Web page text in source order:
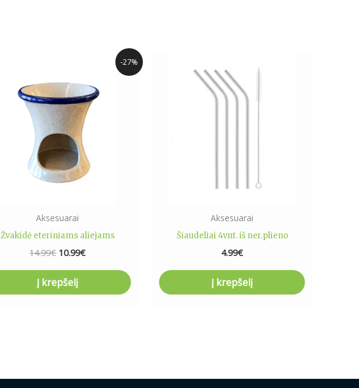
-27%
Aksesuarai
Žvakidė eteriniams aliejams
14.99€
14.99€.
10.99€
10.99€.
Į krepšelį
Aksesuarai
Šiaudeliai 4vnt. iš ner.plieno
4.99€
Į krepšelį